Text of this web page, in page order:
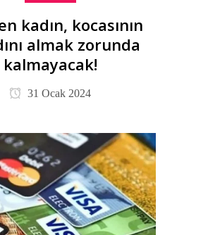
kadın, kocasının
almak zorunda
kalmayacak!
31 Ocak 2024